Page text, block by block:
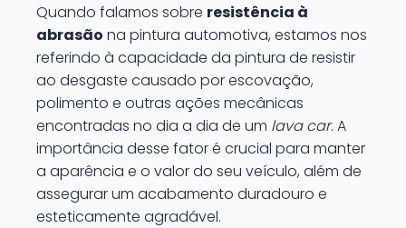
Quando falamos sobre resistência à
abrasão na pintura automotiva, estamos nos
referindo à capacidade da pintura de resistir
ao desgaste causado por escovação,
polimento e outras ações mecânicas
encontradas no dia a dia de um lava car. A
importância desse fator é crucial para manter
a aparência e o valor do seu veículo, além de
assegurar um acabamento duradouro e
esteticamente agradável.